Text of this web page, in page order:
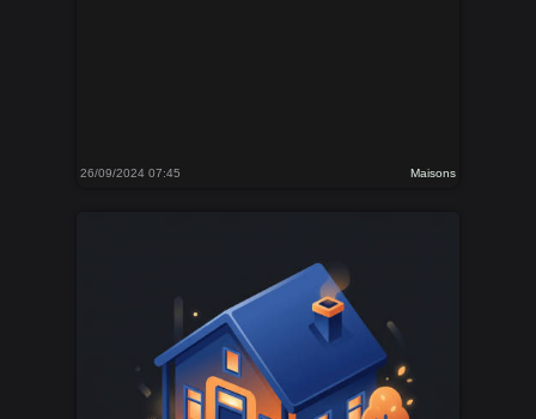
26/09/2024 07:45 Maisons